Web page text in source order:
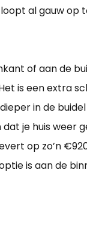
al gauw op
of aan de
is een extra
in de
je huis weer
op zo’n
is aan de